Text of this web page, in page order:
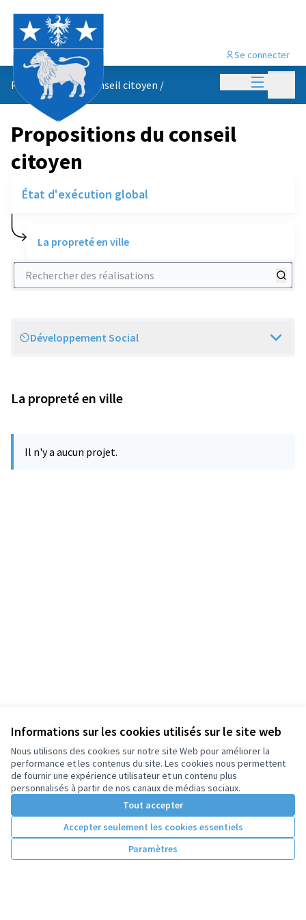
Informations sur les cookies utilisés sur le site web
Nous utilisons des cookies sur notre site Web pour améliorer la
performance et les contenus du site. Les cookies nous permettent
de fournir une expérience utilisateur et un contenu plus
personnalisés à partir de nos canaux de médias sociaux.
Tout accepter
Accepter seulement les cookies essentiels
Paramètres
Menu
Se connecter
Propositions du conseil citoyen /
Propositions du conseil
citoyen
État d'exécution global
La propreté en ville
Rechercher des réalisations
Scope
Développement Social
La propreté en ville
Il n'y a aucun projet.